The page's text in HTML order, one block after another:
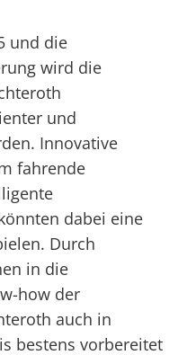
und die
wird die
und
Innovative
fahrende
dabei eine
Durch
in die
how der
auch in
bestens vorbereitet